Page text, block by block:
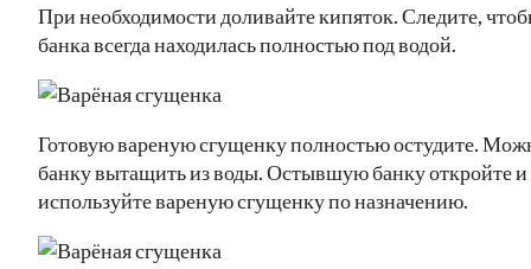
При необходимости доливайте кипяток. Следите,
банка всегда находилась полностью под водой.
Готовую вареную сгущенку полностью остудите.
банку вытащить из воды. Остывшую банку откройте и
используйте вареную сгущенку по назначению.